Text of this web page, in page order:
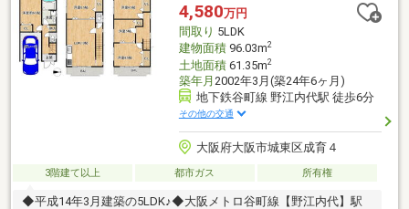
4,580万円
間取り 5LDK
建物面積96.03m2
土地面積61.35m2
築年月 2002年3月(築24年6ヶ月)
地下鉄谷町線 野江内代駅 徒歩6分
その他の交通
大阪府大阪市城東区成育４
3階建て以上 都市ガス 所有権
◆平成14年3月建築の5LDK♪◆大阪メトロ谷町線【野江内代】駅